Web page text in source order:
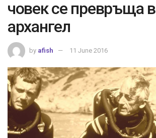
човек се превръща в
архангел
by afish 11 June 2016